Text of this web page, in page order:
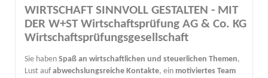
WIRTSCHAFT SINNVOLL GESTALTEN - MIT
DER W+ST Wirtschaftsprüfung AG & Co. KG
Wirtschaftsprüfungsgesellschaft
Sie haben Spaß an wirtschaftlichen und steuerlichen Themen,
Lust auf abwechslungsreiche Kontakte, ein motiviertes Team